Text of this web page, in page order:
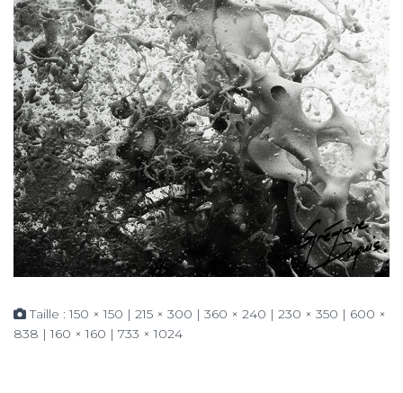
Taille :150 × 150 | 215 × 300 | 360 × 240 | 230 × 350 | 600 ×
838 | 160 × 160 | 733 × 1024